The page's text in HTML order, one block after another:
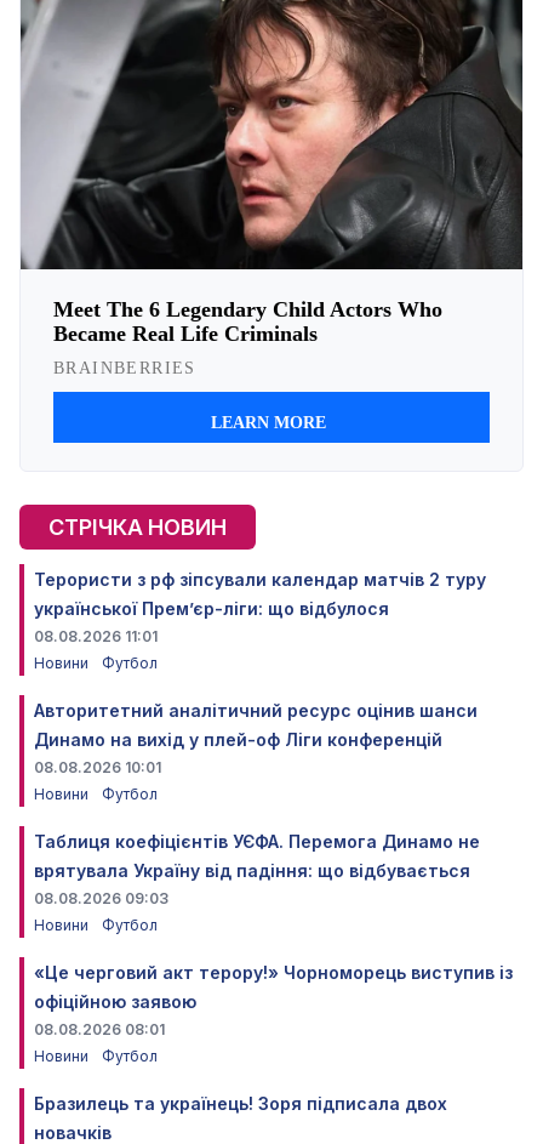
СТРІЧКА НОВИН
Терористи з рф зіпсували календар матчів 2 туру
української Прем’єр-ліги: що відбулося
08.08.2026 11:01
Новини
Футбол
Авторитетний аналітичний ресурс оцінив шанси
Динамо на вихід у плей-оф Ліги конференцій
08.08.2026 10:01
Новини
Футбол
Таблиця коефіцієнтів УЄФА. Перемога Динамо не
врятувала Україну від падіння: що відбувається
08.08.2026 09:03
Новини
Футбол
«Це черговий акт терору!» Чорноморець виступив із
офіційною заявою
08.08.2026 08:01
Новини
Футбол
Бразилець та українець! Зоря підписала двох
новачків